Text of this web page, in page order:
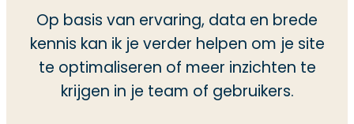
Op basis van ervaring, data en brede
kennis kan ik je verder helpen om je site
te optimaliseren of meer inzichten te
krijgen in je team of gebruikers.